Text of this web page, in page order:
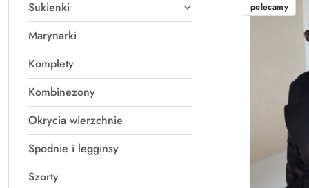
Sukienki
Marynarki
Komplety
Kombinezony
Okrycia wierzchnie
Spodnie i legginsy
Szorty
polecamy